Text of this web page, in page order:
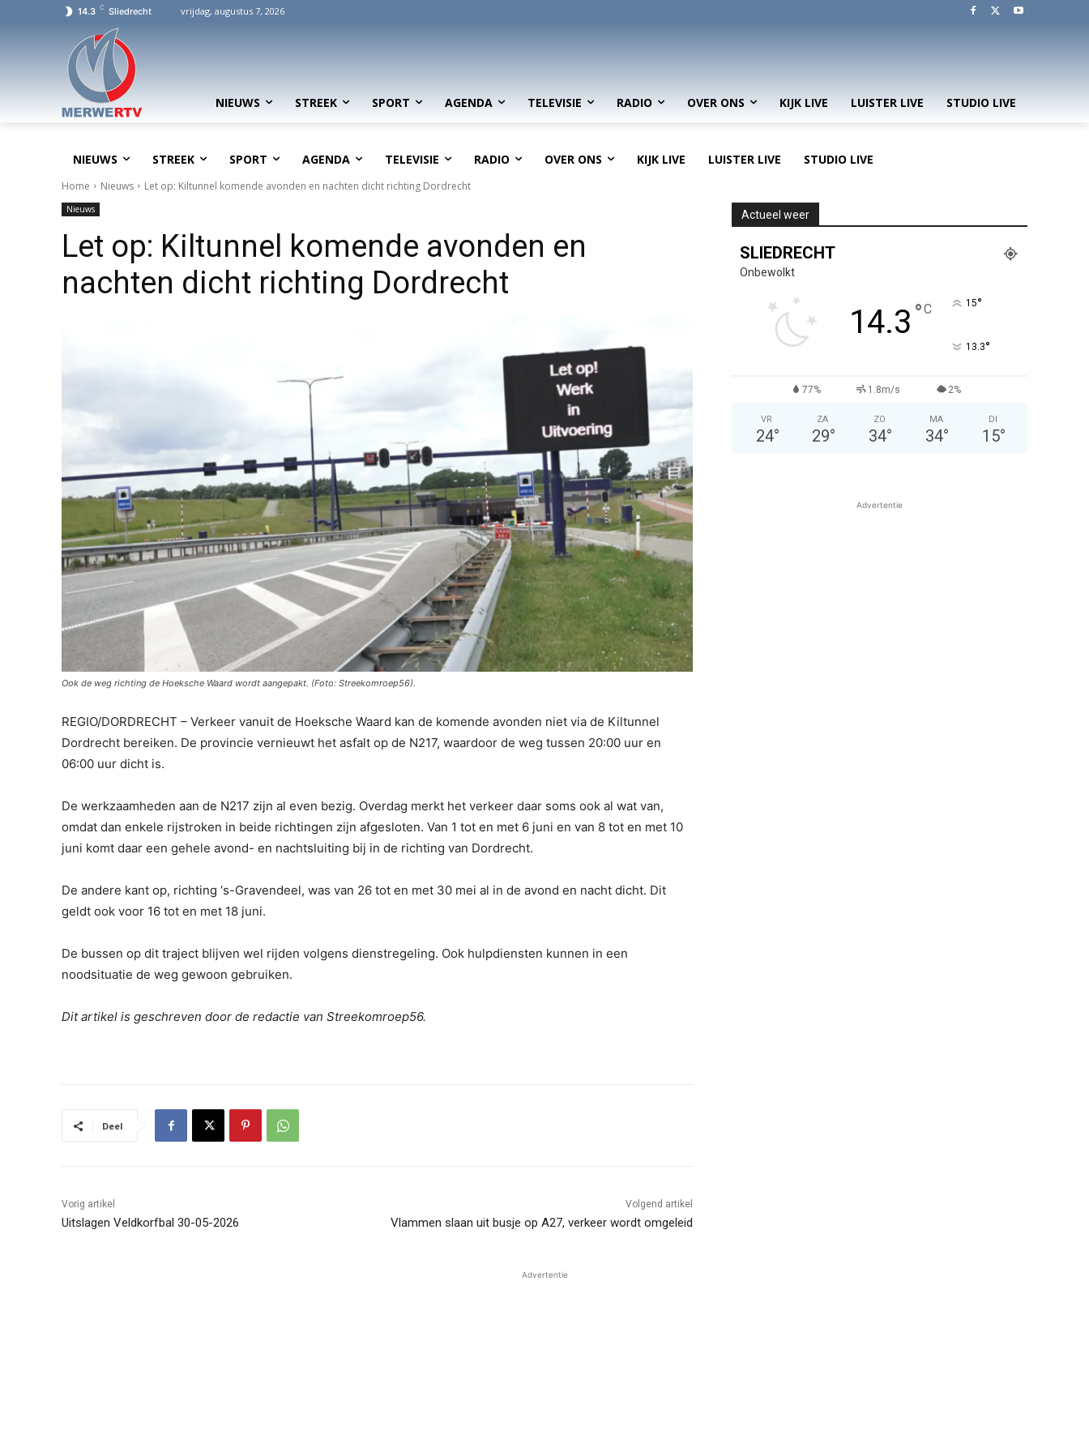
14.3 C Sliedrecht vrijdag, augustus 7, 2026
NIEUWS STREEK SPORT AGENDA TELEVISIE RADIO OVER ONS KIJK LIVE LUISTER LIVE STUDIO LIVE
NIEUWS STREEK SPORT AGENDA TELEVISIE RADIO OVER ONS KIJK LIVE LUISTER LIVE STUDIO LIVE
Home Nieuws Let op: Kiltunnel komende avonden en nachten dicht richting Dordrecht
Nieuws
Let op: Kiltunnel komende avonden en
nachten dicht richting Dordrecht
Ook de weg richting de Hoeksche Waard wordt aangepakt. (Foto: Streekomroep56).
REGIO/DORDRECHT – Verkeer vanuit de Hoeksche Waard kan de komende avonden niet via de Kiltunnel
Dordrecht bereiken. De provincie vernieuwt het asfalt op de N217, waardoor de weg tussen 20:00 uur en
06:00 uur dicht is.
De werkzaamheden aan de N217 zijn al even bezig. Overdag merkt het verkeer daar soms ook al wat van,
omdat dan enkele rijstroken in beide richtingen zijn afgesloten. Van 1 tot en met 6 juni en van 8 tot en met 10
juni komt daar een gehele avond- en nachtsluiting bij in de richting van Dordrecht.
De andere kant op, richting ‘s-Gravendeel, was van 26 tot en met 30 mei al in de avond en nacht dicht. Dit
geldt ook voor 16 tot en met 18 juni.
De bussen op dit traject blijven wel rijden volgens dienstregeling. Ook hulpdiensten kunnen in een
noodsituatie de weg gewoon gebruiken.
Dit artikel is geschreven door de redactie van Streekomroep56.
Deel
Vorig artikel
Uitslagen Veldkorfbal 30-05-2026
Volgend artikel
Vlammen slaan uit busje op A27, verkeer wordt omgeleid
Actueel weer
SLIEDRECHT
Onbewolkt
14.3 °C 15°
13.3°
77% 1.8m/s 2%
VR
24°
ZA
29°
ZO
34°
MA
34°
DI
15°
Advertentie
Advertentie